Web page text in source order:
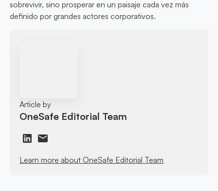
sobrevivir, sino prosperar en un paisaje cada vez más
definido por grandes actores corporativos.
Article by
OneSafe Editorial Team
Learn more about OneSafe Editorial Team